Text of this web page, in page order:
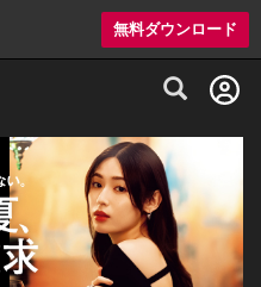
無料ダウンロード
報・プレミアムレストラン予約